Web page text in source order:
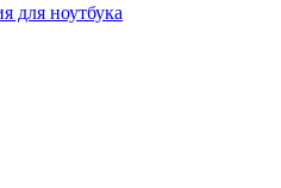
для ноутбука